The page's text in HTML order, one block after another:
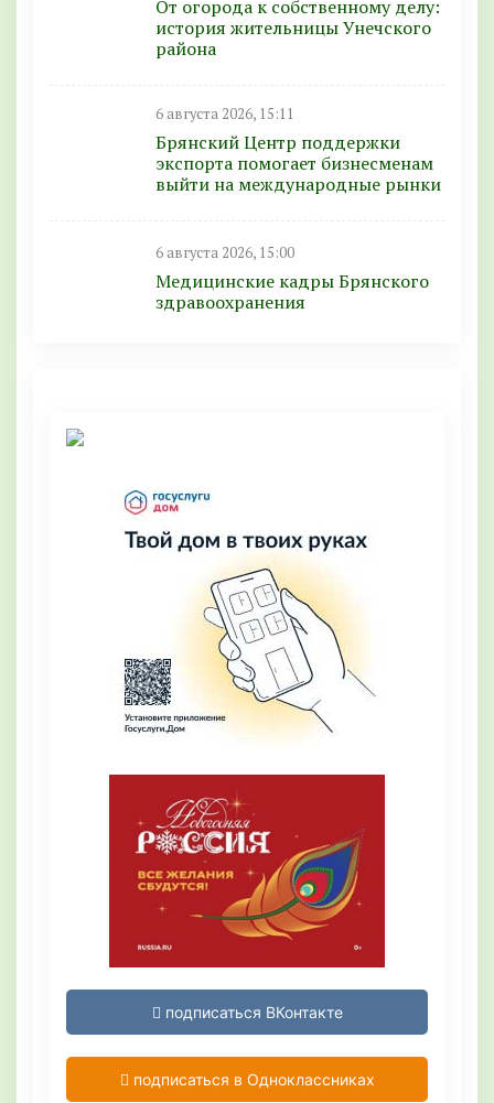
От огорода к собственному делу:
история жительницы Унечского
района
6 августа 2026, 15:11
Брянский Центр поддержки
экспорта помогает бизнесменам
выйти на международные рынки
6 августа 2026, 15:00
Медицинские кадры Брянского
здравоохранения
подписаться ВКонтакте
подписаться в Одноклассниках